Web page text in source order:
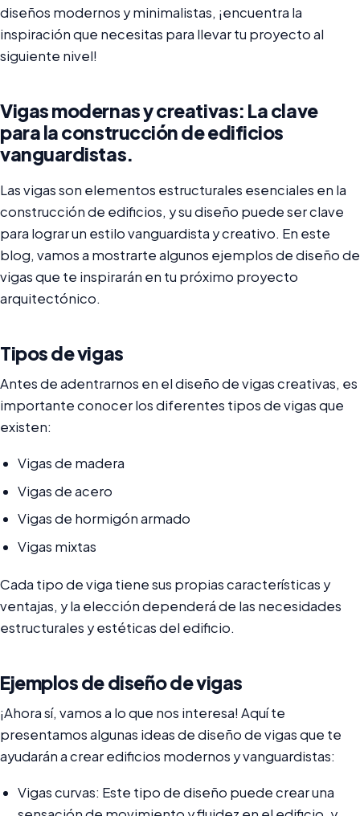
diseños modernos y minimalistas, ¡encuentra la
inspiración que necesitas para llevar tu proyecto al
siguiente nivel!
Vigas modernas y creativas: La clave
para la construcción de edificios
vanguardistas.
Las vigas son elementos estructurales esenciales en la
construcción de edificios, y su diseño puede ser clave
para lograr un estilo vanguardista y creativo. En este
blog, vamos a mostrarte algunos ejemplos de diseño de
vigas que te inspirarán en tu próximo proyecto
arquitectónico.
Tipos de vigas
Antes de adentrarnos en el diseño de vigas creativas, es
importante conocer los diferentes tipos de vigas que
existen:
Vigas de madera
Vigas de acero
Vigas de hormigón armado
Vigas mixtas
Cada tipo de viga tiene sus propias características y
ventajas, y la elección dependerá de las necesidades
estructurales y estéticas del edificio.
Ejemplos de diseño de vigas
¡Ahora sí, vamos a lo que nos interesa! Aquí te
presentamos algunas ideas de diseño de vigas que te
ayudarán a crear edificios modernos y vanguardistas:
Vigas curvas: Este tipo de diseño puede crear una